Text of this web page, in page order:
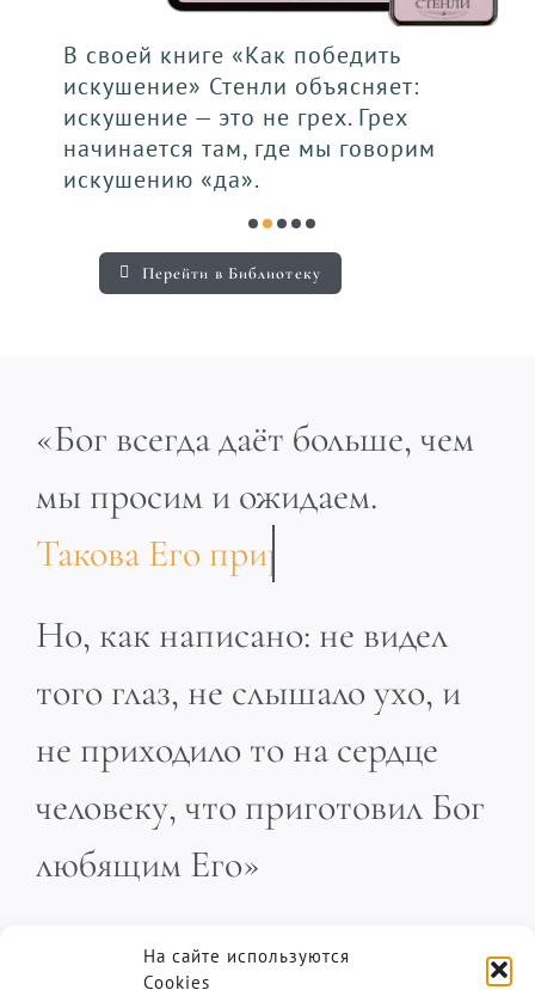
На сайте используются
Cookies
В своей книге «Как победить
искушение» Стенли объясняет:
искушение — это не грех. Грех
начинается там, где мы говорим
искушению «да».
Перейти в Библиотеку
«Бог всегда даёт больше, чем
мы просим и ожидаем.
Но, как написано: не видел
того глаз, не слышало ухо, и
не приходило то на сердце
человеку, что приготовил Бог
любящим Его»
1 Кор. 2:9
Пастор Дэнис Реннер